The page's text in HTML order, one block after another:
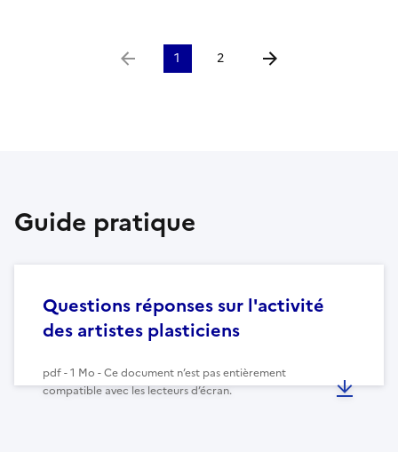
Aller à la page précédente
1 2 Aller à la page suivante
Guide pratique
Questions réponses sur l'activité
des artistes plasticiens
pdf - 1 Mo - Ce document n’est pas entièrement
compatible avec les lecteurs d’écran.